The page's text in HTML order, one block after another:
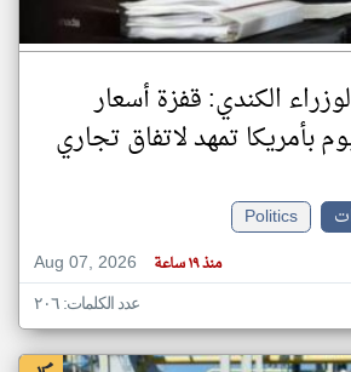
الكندي: قفزة أسعار
بأمريكا تمهد لاتفاق تجاري
Politics
Aug 07, 2026
منذ ١٩ ساعة
عدد الكلمات: ٢٠٦